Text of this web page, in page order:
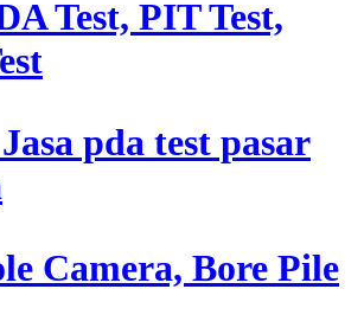
Test, PIT Test,
pda test pasar
Camera, Bore Pile